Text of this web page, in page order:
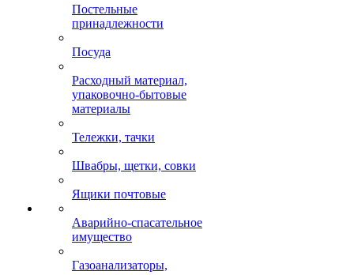
Постельные
принадлежности
Посуда
Расходный материал,
упаковочно-бытовые
материалы
Тележки, тачки
Швабры, щетки, совки
Ящики почтовые
Аварийно-спасательное
имущество
Газоанализаторы,